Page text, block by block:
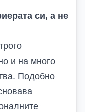
си, а не
и на много
Подобно